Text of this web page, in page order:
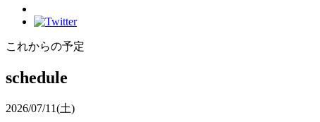
これからの予定
schedule
2026/07/11(土)